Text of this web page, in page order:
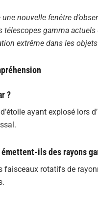
nouvelle fenêtre
télescopes gamma
extrême dans les
?
ayant explosé lors
ils des rayons
faisceaux rotatifs de